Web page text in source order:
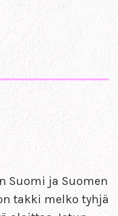
Suomi ja Suomen
takki melko tyhjä